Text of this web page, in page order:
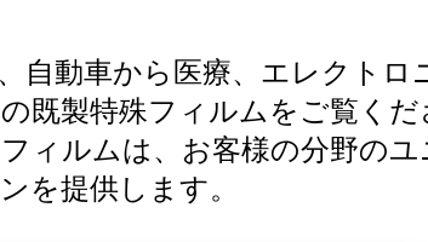
自動車から医療、エレクト
既製特殊フィルムをご覧く
ィルムは、お客様の分野の
を提供します。